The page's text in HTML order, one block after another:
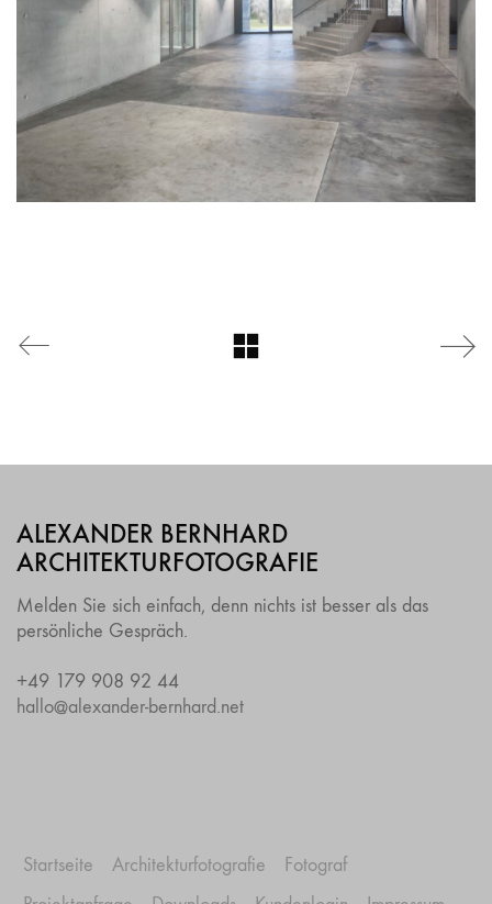
ALEXANDER BERNHARD
ARCHITEKTURFOTOGRAFIE
Melden Sie sich einfach, denn nichts ist besser als das
persönliche Gespräch.
+49 179 908 92 44
hallo@alexander-bernhard.net
Startseite Architekturfotografie
Fotograf